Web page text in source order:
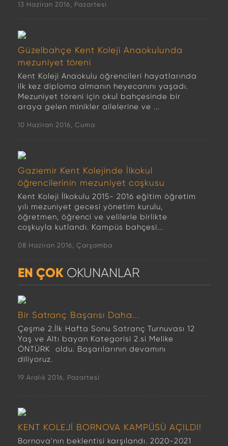
13 Haziran 2016, Pazartesi
Güzelbahçe Kent Koleji Anaokulunda
mezuniyet töreni
Kent Koleji Anaokulu öğrencileri hayatlarında
ilk kez diploma almanın heyecanını yaşadı.
Mezuniyet töreni için okul bahçesinde bir
araya gelen minikler ailelerine ve ...
10 Haziran 2016, Cuma
Gaziemir Kent Kolejinde İlkokul
öğrencilerinin mezuniyet coşkusu
Kent Koleji İlkokulu 2015- 2016 eğitim öğretim
yılı mezuniyet gecesi yönetim kurulu,
öğretmen, öğrenci ve velilerle birlikte
coşkuyla kutlandı. Kampüs bahçesi...
08 Haziran 2016, Çarşamba
EN ÇOK OKUNANLAR
Bir Satranç Başarısı Daha...
Çeşme 2.İlk Hafta Sonu Satranç Turnuvası 12
Yaş ve Altı bayan Kategorisi 2.si Melike
ÖNTÜRK oldu. Başarılarının devamını
diliyoruz.
19 Aralık 2016, Pazartesi
KENT KOLEJİ BORNOVA KAMPÜSÜ AÇILDI!
Bornova’nın beklentisi karşılandı. 2020-2021